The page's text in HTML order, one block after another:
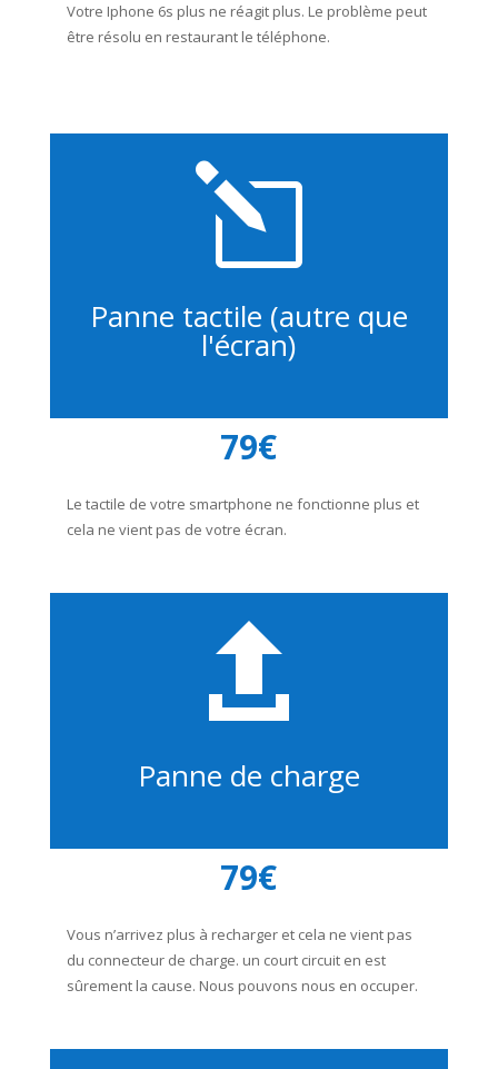
Votre Iphone 6s plus ne réagit plus. Le problème peut
être résolu en restaurant le téléphone.
l
Panne tactile (autre que
l'écran)
79€
Le tactile de votre smartphone ne fonctionne plus et
cela ne vient pas de votre écran.

Panne de charge
79€
Vous n’arrivez plus à recharger et cela ne vient pas
du connecteur de charge. un court circuit en est
sûrement la cause. Nous pouvons nous en occuper.